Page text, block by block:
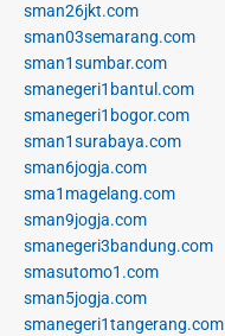
sman26jkt.com
sman03semarang.com
sman1sumbar.com
smanegeri1bantul.com
smanegeri1bogor.com
sman1surabaya.com
sman6jogja.com
sma1magelang.com
sman9jogja.com
smanegeri3bandung.com
smasutomo1.com
sman5jogja.com
smanegeri1tangerang.com